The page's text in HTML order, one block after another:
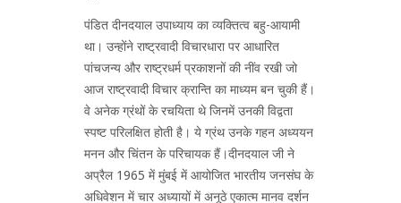
पंडित दीनदयाल उपाध्याय का व्यक्तित्व बहु-आयामी
था। उन्होंने राष्ट्रवादी विचारधारा पर आधारित
पांचजन्य और राष्ट्रधर्म प्रकाशनों की नींव रखी जो
आज राष्ट्रवादी विचार क्रान्ति का माध्यम बन चुकी हैं।
वे अनेक ग्रंथों के रचयिता थे जिनमें उनकी विद्वता
स्पष्ट परिलक्षित होती है। ये ग्रंथ उनके गहन अध्ययन
मनन और चिंतन के परिचायक हैं।दीनदयाल जी ने
अप्रैल 1965 में मुंबई में आयोजित भारतीय जनसंघ के
अधिवेशन में चार अध्यायों में अनूठे एकात्म मानव दर्शन